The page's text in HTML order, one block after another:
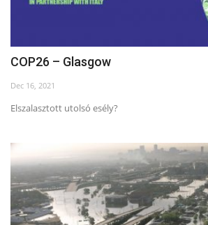
COP26 – Glasgow
Dec 16, 2021
Elszalasztott utolsó esély?